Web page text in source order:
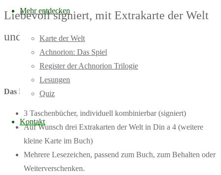
Mehr entdecken
Karte der Welt
Achnorion: Das Spiel
Register der Achnorion Trilogie
Lesungen
Quiz
Kontakt
Liebevoll signiert, mit Extrakarte der Welt
und Lesezeichen.
Das Paket enthält:
3 Taschenbücher, individuell kombinierbar (signiert)
Auf Wunsch drei Extrakarten der Welt in Din a 4 (weitere
kleine Karte im Buch)
Mehrere Lesezeichen, passend zum Buch, zum Behalten oder
Weiterverschenken.